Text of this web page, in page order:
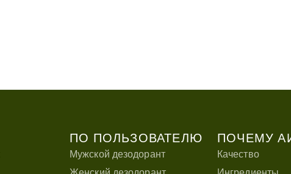
ПО ПОЛЬЗОВАТЕЛЮ
Мужской дезодорант
ПОЧЕМУ
Качество